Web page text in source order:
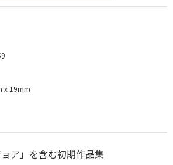
x 19mm
ア」を含む初期作品集